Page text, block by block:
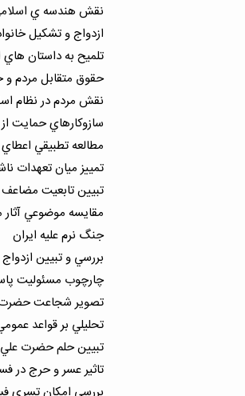
نقش هندسه ي
ازدواج و تشكيل
تلميح به داستان هاي
حقوق متقابل مردم
نقش مردم در نظام
سازوكارهاي حمايت
مطالعه تطبيقي
تمييز ميان تعهدات
تبيين تابعيت
مقايسه موضوعي
جنگ نرم عليه ايران
بررسي و تبيين
چارچوب مسئوليت
تصوير شجاعت حضرت
تحليلي بر قواعد
تبيين حلم حضرت علي
تاثير عسر و حرج در